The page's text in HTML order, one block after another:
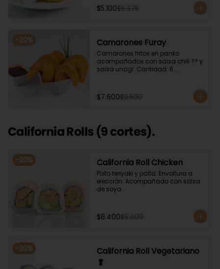
$5.100$6.375
-20% Camarones Furay
Camarones fritos en panko
acompañados con salsa chili ?? y
salsa unagi. Cantidad: 6
$7.600$9.500
California Rolls (9 cortes).
-20% California Roll Chicken
Pollo teriyaki y palta. Envoltura a
elección. Acompañado con salsa
de soya.
$6.400$8.000
-20%
California Roll Vegetariano
🥬